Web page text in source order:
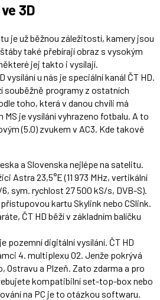
3D
je už běžnou záležitostí, kamery jsou
také přebírají obraz s vysokým
jej takto i vysílají.
vysílání u nás je speciální kanál ČT HD.
souběžně programy z ostatních
toho, která v danou chvíli má
je vysílání vyhrazeno fotbalu. A to
(5.0) zvukem v AC3. Kde takové
a Slovenska nejlépe na satelitu.
Astra 23,5°E (11 973 MHz, vertikální
sym. rychlost 27 500 kS/s, DVB-S).
kartu Skylink nebo CSlink.
ČT HD běží v základním balíčku
pozemní digitální vysílání. ČT HD
4. multiplexu O2. Jenže pokrývá
Ostravu a Plzeň. Zato zdarma a pro
kompatibilní set-top-box nebo
na PC je to otázkou softwaru.